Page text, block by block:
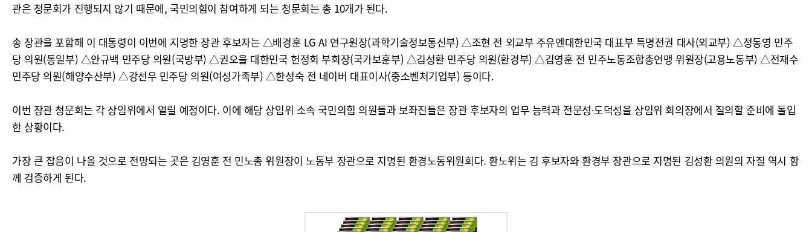
관은 청문회가 진행되지 않기 때문에, 국민의힘이 참여하게 되는 청문회는 총 10개가 된다.
송 장관을 포함해 이 대통령이 이번에 지명한 장관 후보자는 △배경훈 LG AI 연구원장(과학기술정보통신부) △조현 전 외교부 주유엔대한민국 대표부 특명전권 대사(외교부) △정동영 민주
당 의원(통일부) △안규백 민주당 의원(국방부) △권오을 대한민국 헌정회 부회장(국가보훈부) △김성환 민주당 의원(환경부) △김영훈 전 민주노동조합총연맹 위원장(고용노동부) △전재수
민주당 의원(해양수산부) △강선우 민주당 의원(여성가족부) △한성숙 전 네이버 대표이사(중소벤처기업부) 등이다.
이번 장관 청문회는 각 상임위에서 열릴 예정이다. 이에 해당 상임위 소속 국민의힘 의원들과 보좌진들은 장관 후보자의 업무 능력과 전문성·도덕성을 상임위 회의장에서 질의할 준비에 돌입
한 상황이다.
가장 큰 잡음이 나올 것으로 전망되는 곳은 김영훈 전 민노총 위원장이 노동부 장관으로 지명된 환경노동위원회다. 환노위는 김 후보자와 환경부 장관으로 지명된 김성환 의원의 자질 역시 함
께 검증하게 된다.